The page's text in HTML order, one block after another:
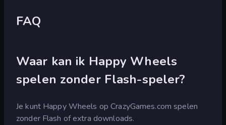
FAQ
Waar kan ik Happy Wheels
spelen zonder Flash-speler?
Je kunt Happy Wheels op CrazyGames.com spelen
zonder Flash of extra downloads.